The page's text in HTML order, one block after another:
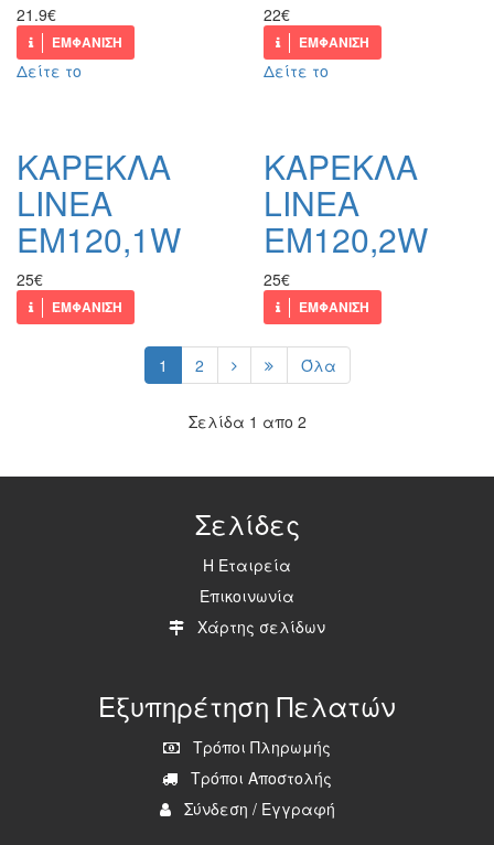
21.9€
ΕΜΦΑΝΙΣΗ
22€
ΕΜΦΑΝΙΣΗ
Δείτε το
ΚΑΡΕΚΛΑ
LINEA
ΕΜ120,1W
25€
ΕΜΦΑΝΙΣΗ
Δείτε το
ΚΑΡΕΚΛΑ
LINEA
ΕΜ120,2W
25€
ΕΜΦΑΝΙΣΗ
1 2 Όλα
Σελίδα 1 απο 2
Σελίδες
Η Εταιρεία
Επικοινωνία
Χάρτης σελίδων
Εξυπηρέτηση Πελατών
Τρόποι Πληρωμής
Τρόποι Αποστολής
Σύνδεση / Εγγραφή